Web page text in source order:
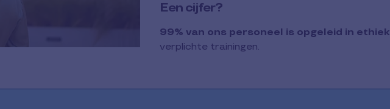
Een cijfer?
99% van ons personeel is opgeleid in ethiek
verplichte trainingen.